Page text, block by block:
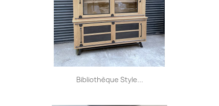
Bibliothèque Style...